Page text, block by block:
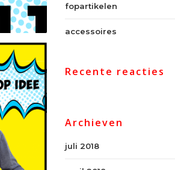
fopartikelen
accessoires
Recente reacties
Archieven
juli 2018